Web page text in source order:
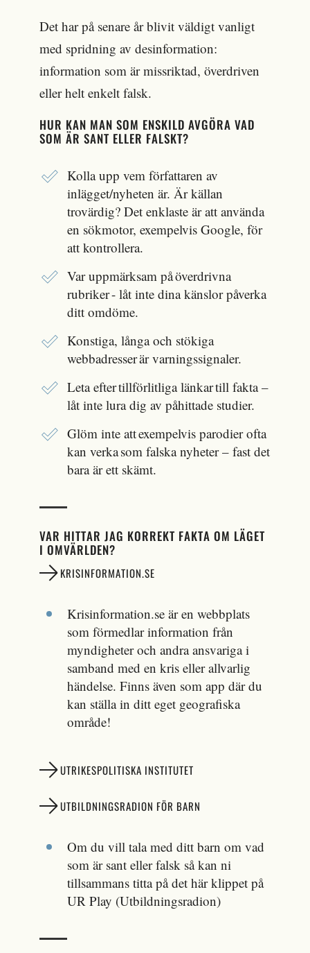
Det har på senare år blivit väldigt vanligt
med spridning av desinformation:
information som är missriktad, överdriven
eller helt enkelt falsk.
HUR KAN MAN SOM ENSKILD AVGÖRA VAD
SOM ÄR SANT ELLER FALSKT?
Kolla upp vem författaren av
inlägget/nyheten är. Är källan
trovärdig? Det enklaste är att använda
en sökmotor, exempelvis Google, för
att kontrollera.
Var uppmärksam på överdrivna
rubriker - låt inte dina känslor påverka
ditt omdöme.
Konstiga, långa och stökiga
webbadresser är varningssignaler.
Leta efter tillförlitliga länkar till fakta –
låt inte lura dig av påhittade studier.
Glöm inte att exempelvis parodier ofta
kan verka som falska nyheter – fast det
bara är ett skämt.
VAR HITTAR JAG KORREKT FAKTA OM LÄGET
I OMVÄRLDEN?
KRISINFORMATION.SE
Krisinformation.se är en webbplats
som förmedlar information från
myndigheter och andra ansvariga i
samband med en kris eller allvarlig
händelse. Finns även som app där du
kan ställa in ditt eget geografiska
område!
UTRIKESPOLITISKA INSTITUTET
UTBILDNINGSRADION FÖR BARN
Om du vill tala med ditt barn om vad
som är sant eller falsk så kan ni
tillsammans titta på det här klippet på
UR Play (Utbildningsradion)